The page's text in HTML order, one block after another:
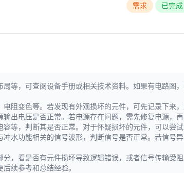
需求 已完成
等，可查阅设备手册或相关技术资料。如果有电路图
阻变色等。若发现有外观损坏的元件，可先记录下来，
出电压是否正常。若电源存在问题，需先修复电源，再
等，判断其是否正常。对于怀疑损坏的元件，可以尝
水功能相关的信号波形，判断信号是否正常。若信号
，看是否有元件损坏导致逻辑错误，或者信号传输受阻
续参考和总结经验。